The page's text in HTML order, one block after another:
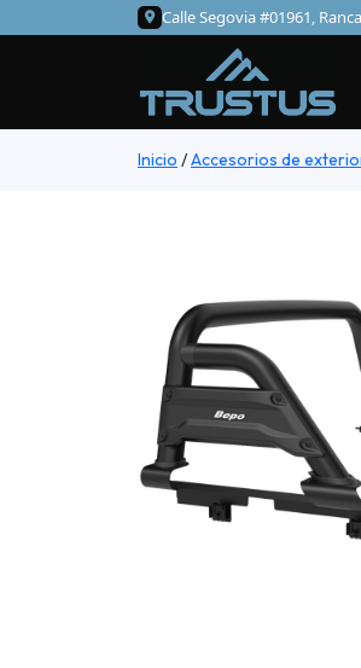
Calle Segovia #01961,
Inicio /Accesorios de